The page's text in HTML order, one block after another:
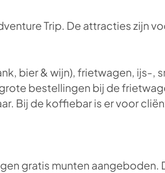
Trip. De attracties zijn
bier & wijn), frietwagen, ijs-
bestellingen bij de
Bij de koffiebar is er voor
gratis munten aangeboden.